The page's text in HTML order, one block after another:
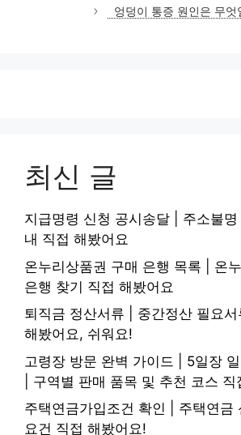
엉덩이 통증 원인은 무엇
최신 글
지급명령 신청 공시송달 | 주소불
내 직접 해봤어요
온누리상품권 구매 은행 목록 | 온
은행 찾기 직접 해봤어요
퇴직금 정산서류 | 중간정산 필요
해봤어요, 쉬워요!
고령장 방문 완벽 가이드 | 5일장
| 구역별 판매 품목 및 추천 코스 직
주택연금가입조건 확인 | 주택연금
요건 직접 해봤어요!